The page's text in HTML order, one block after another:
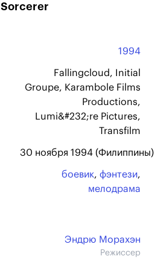
Sorcerer
1994
Fallingcloud, Initial
Groupe, Karambole Films
Productions,
Lumi&#232;re Pictures,
Transfilm
30 ноября 1994 (Филиппины)
боевик, фэнтези,
мелодрама
Эндрю Морахэн
Режиссер